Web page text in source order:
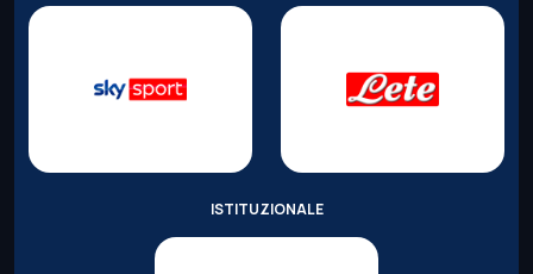
ISTITUZIONALE